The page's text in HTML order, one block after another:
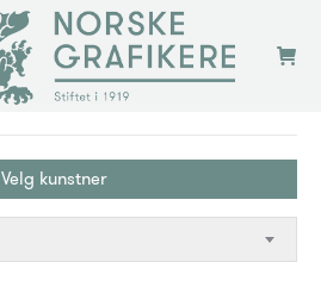
Velg kunstner